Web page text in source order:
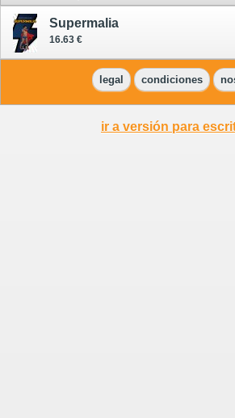
Supermalia
16.63 €
legal condiciones
ir a versión para